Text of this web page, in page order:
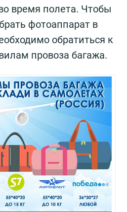
время полета. Чтобы
фотоаппарат в
обратиться к
провоза багажа.